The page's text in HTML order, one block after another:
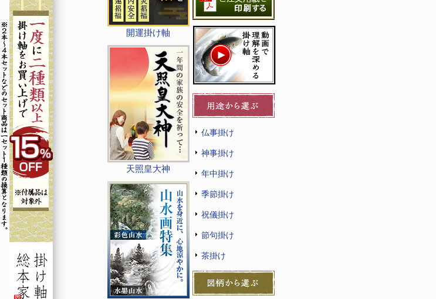
開運掛け軸
天照皇大神
仏事掛け
神事掛け
年中掛け
季節掛け
祝儀掛け
節句掛け
茶掛け